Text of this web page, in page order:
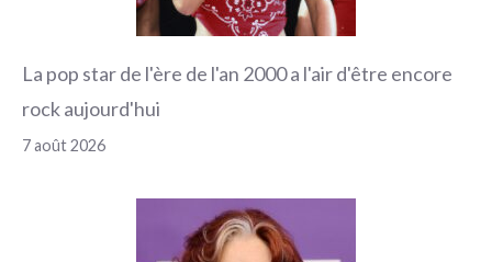
La pop star de l'ère de l'an 2000 a l'air d'être encore
rock aujourd'hui
7 août 2026